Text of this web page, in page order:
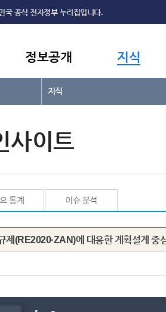
국 공식 전자정부 누리집입니다.
정보공개 지식
지식
사이트
통계 이슈 분석
제(RE2020·ZAN)에 대응한 계획설계 중